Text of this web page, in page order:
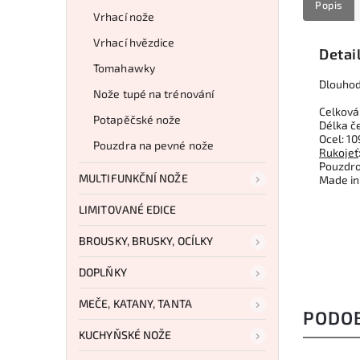
Vrhací nože
Vrhací hvězdice
Tomahawky
Nože tupé na trénování
Potapěčské nože
Pouzdra na pevné nože
MULTIFUNKČNÍ NOŽE
LIMITOVANÉ EDICE
BROUSKY, BRUSKY, OCÍLKY
DOPLŇKY
MEČE, KATANY, TANTA
KUCHYŇSKÉ NOŽE
Popis
Délka
Ocel:
Rukojeť
Made